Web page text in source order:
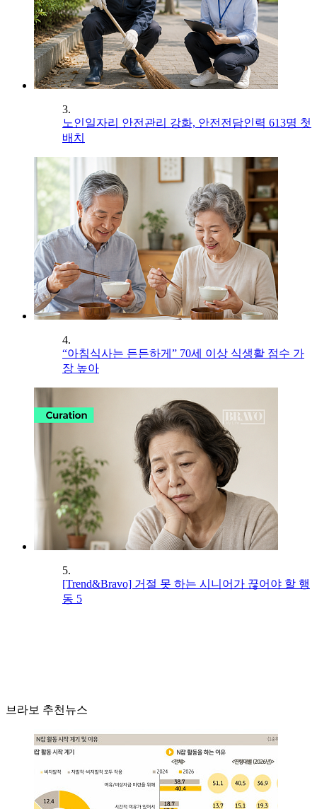
3.
노인일자리 안전관리 강화, 안전전담인력 613명 첫
배치
4.
“아침식사는 든든하게” 70세 이상 식생활 점수 가
장 높아
5.
[Trend&Bravo] 거절 못 하는 시니어가 끊어야 할 행
동 5
브라보 추천뉴스